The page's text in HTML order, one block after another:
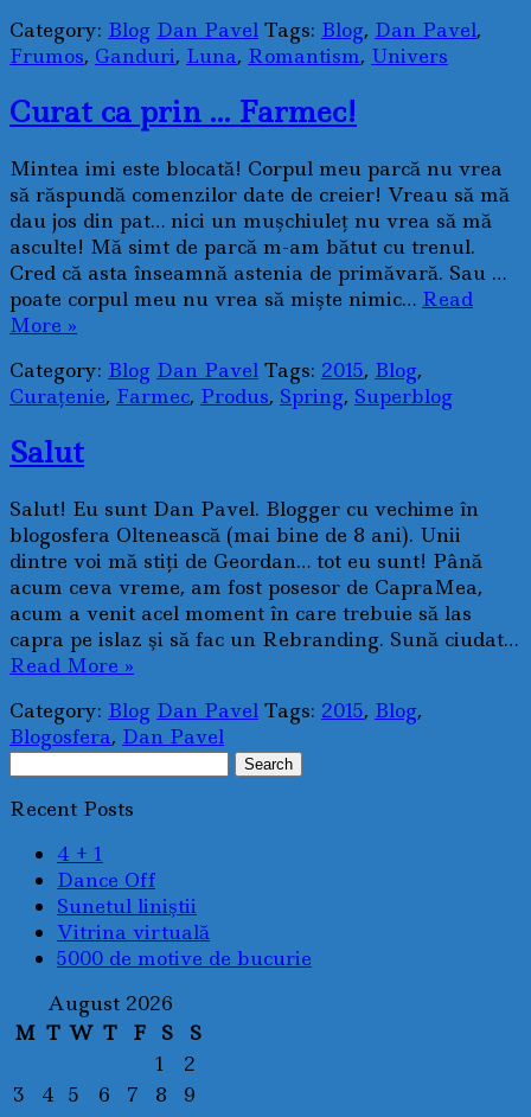
Category: Blog Dan Pavel Tags: Blog, Dan Pavel,
Frumos, Ganduri, Luna, Romantism, Univers
Curat ca prin … Farmec!
Mintea imi este blocată! Corpul meu parcă nu vrea
să răspundă comenzilor date de creier! Vreau să mă
dau jos din pat… nici un muşchiuleţ nu vrea să mă
asculte! Mă simt de parcă m-am bătut cu trenul.
Cred că asta înseamnă astenia de primăvară. Sau …
poate corpul meu nu vrea să mişte nimic… Read
More »
Category: Blog Dan Pavel Tags: 2015, Blog,
Curaţenie, Farmec, Produs, Spring, Superblog
Salut
Salut! Eu sunt Dan Pavel. Blogger cu vechime în
blogosfera Oltenească (mai bine de 8 ani). Unii
dintre voi mă stiţi de Geordan… tot eu sunt! Până
acum ceva vreme, am fost posesor de CapraMea,
acum a venit acel moment în care trebuie să las
capra pe islaz şi să fac un Rebranding. Sună ciudat…
Read More »
Category: Blog Dan Pavel Tags: 2015, Blog,
Blogosfera, Dan Pavel
Search
Recent Posts
4 + 1
Dance Off
Sunetul liniştii
Vitrina virtuală
5000 de motive de bucurie
August 2026
M T W T F S
S
1
2
3
4 5 6 7 8
9